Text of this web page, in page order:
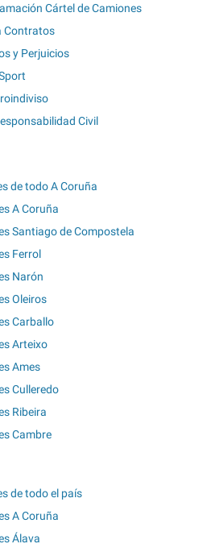
Cártel de Camiones
Contratos
y Perjuicios
Civil
de todo A Coruña
A Coruña
Santiago de Compostela
Ferrol
Narón
Oleiros
Carballo
Arteixo
Ames
Culleredo
Ribeira
Cambre
de todo el país
A Coruña
Álava